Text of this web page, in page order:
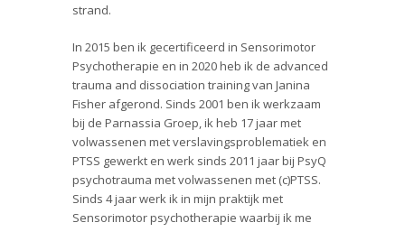
strand.
In 2015 ben ik gecertificeerd in Sensorimotor
Psychotherapie en in 2020 heb ik de advanced
trauma and dissociation training van Janina
Fisher afgerond. Sinds 2001 ben ik werkzaam
bij de Parnassia Groep, ik heb 17 jaar met
volwassenen met verslavingsproblematiek en
PTSS gewerkt en werk sinds 2011 jaar bij PsyQ
psychotrauma met volwassenen met (c)PTSS.
Sinds 4 jaar werk ik in mijn praktijk met
Sensorimotor psychotherapie waarbij ik me